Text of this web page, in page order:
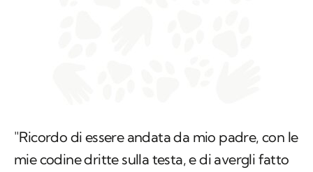
"Ricordo di essere andata da mio padre, con le
mie codine dritte sulla testa, e di avergli fatto